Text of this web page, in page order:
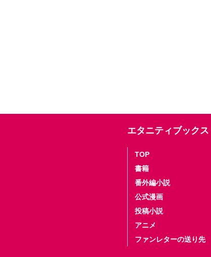
エタニティブックス
TOP
書籍
番外編小説
公式漫画
投稿小説
アニメ
ファンレターの送り先